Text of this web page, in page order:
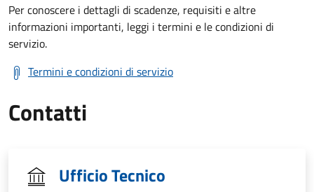
Per conoscere i dettagli di scadenze, requisiti e altre
informazioni importanti, leggi i termini e le condizioni di
servizio.
Termini e condizioni di servizio
Contatti
Ufficio Tecnico